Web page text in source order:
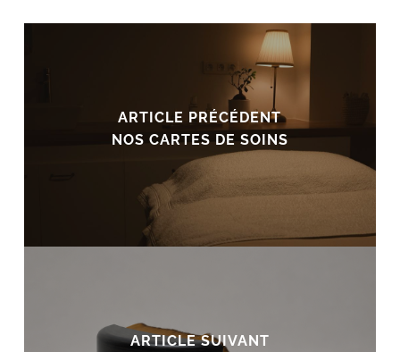
ARTICLE PRÉCÉDENT
NOS CARTES DE SOINS
ARTICLE SUIVANT